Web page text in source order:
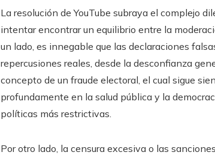
La resolución de YouTube subraya el complejo
intentar encontrar un equilibrio entre la
un lado, es innegable que las declaraciones
repercusiones reales, desde la desconfianza
concepto de un fraude electoral, el cual sigue
profundamente en la salud pública y la
políticas más restrictivas.
Por otro lado, la censura excesiva o las